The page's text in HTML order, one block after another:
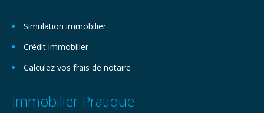
Simulation immobilier
Crédit immobilier
Calculez vos frais de notaire
Immobilier Pratique